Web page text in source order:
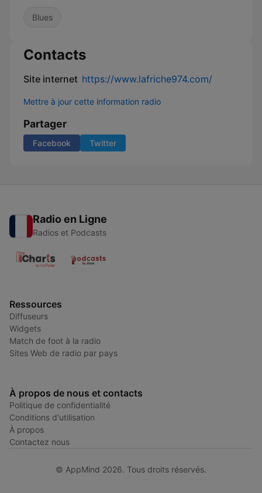
Blues
Contacts
Site internet https://www.lafriche974.com/
Mettre à jour cette information radio
Partager
Facebook Twitter
Radio en Ligne
Radios et Podcasts
Ressources
Diffuseurs
Widgets
Match de foot à la radio
Sites Web de radio par pays
À propos de nous et contacts
Politique de confidentialité
Conditions d'utilisation
À propos
Contactez nous
© AppMind 2026. Tous droits réservés.